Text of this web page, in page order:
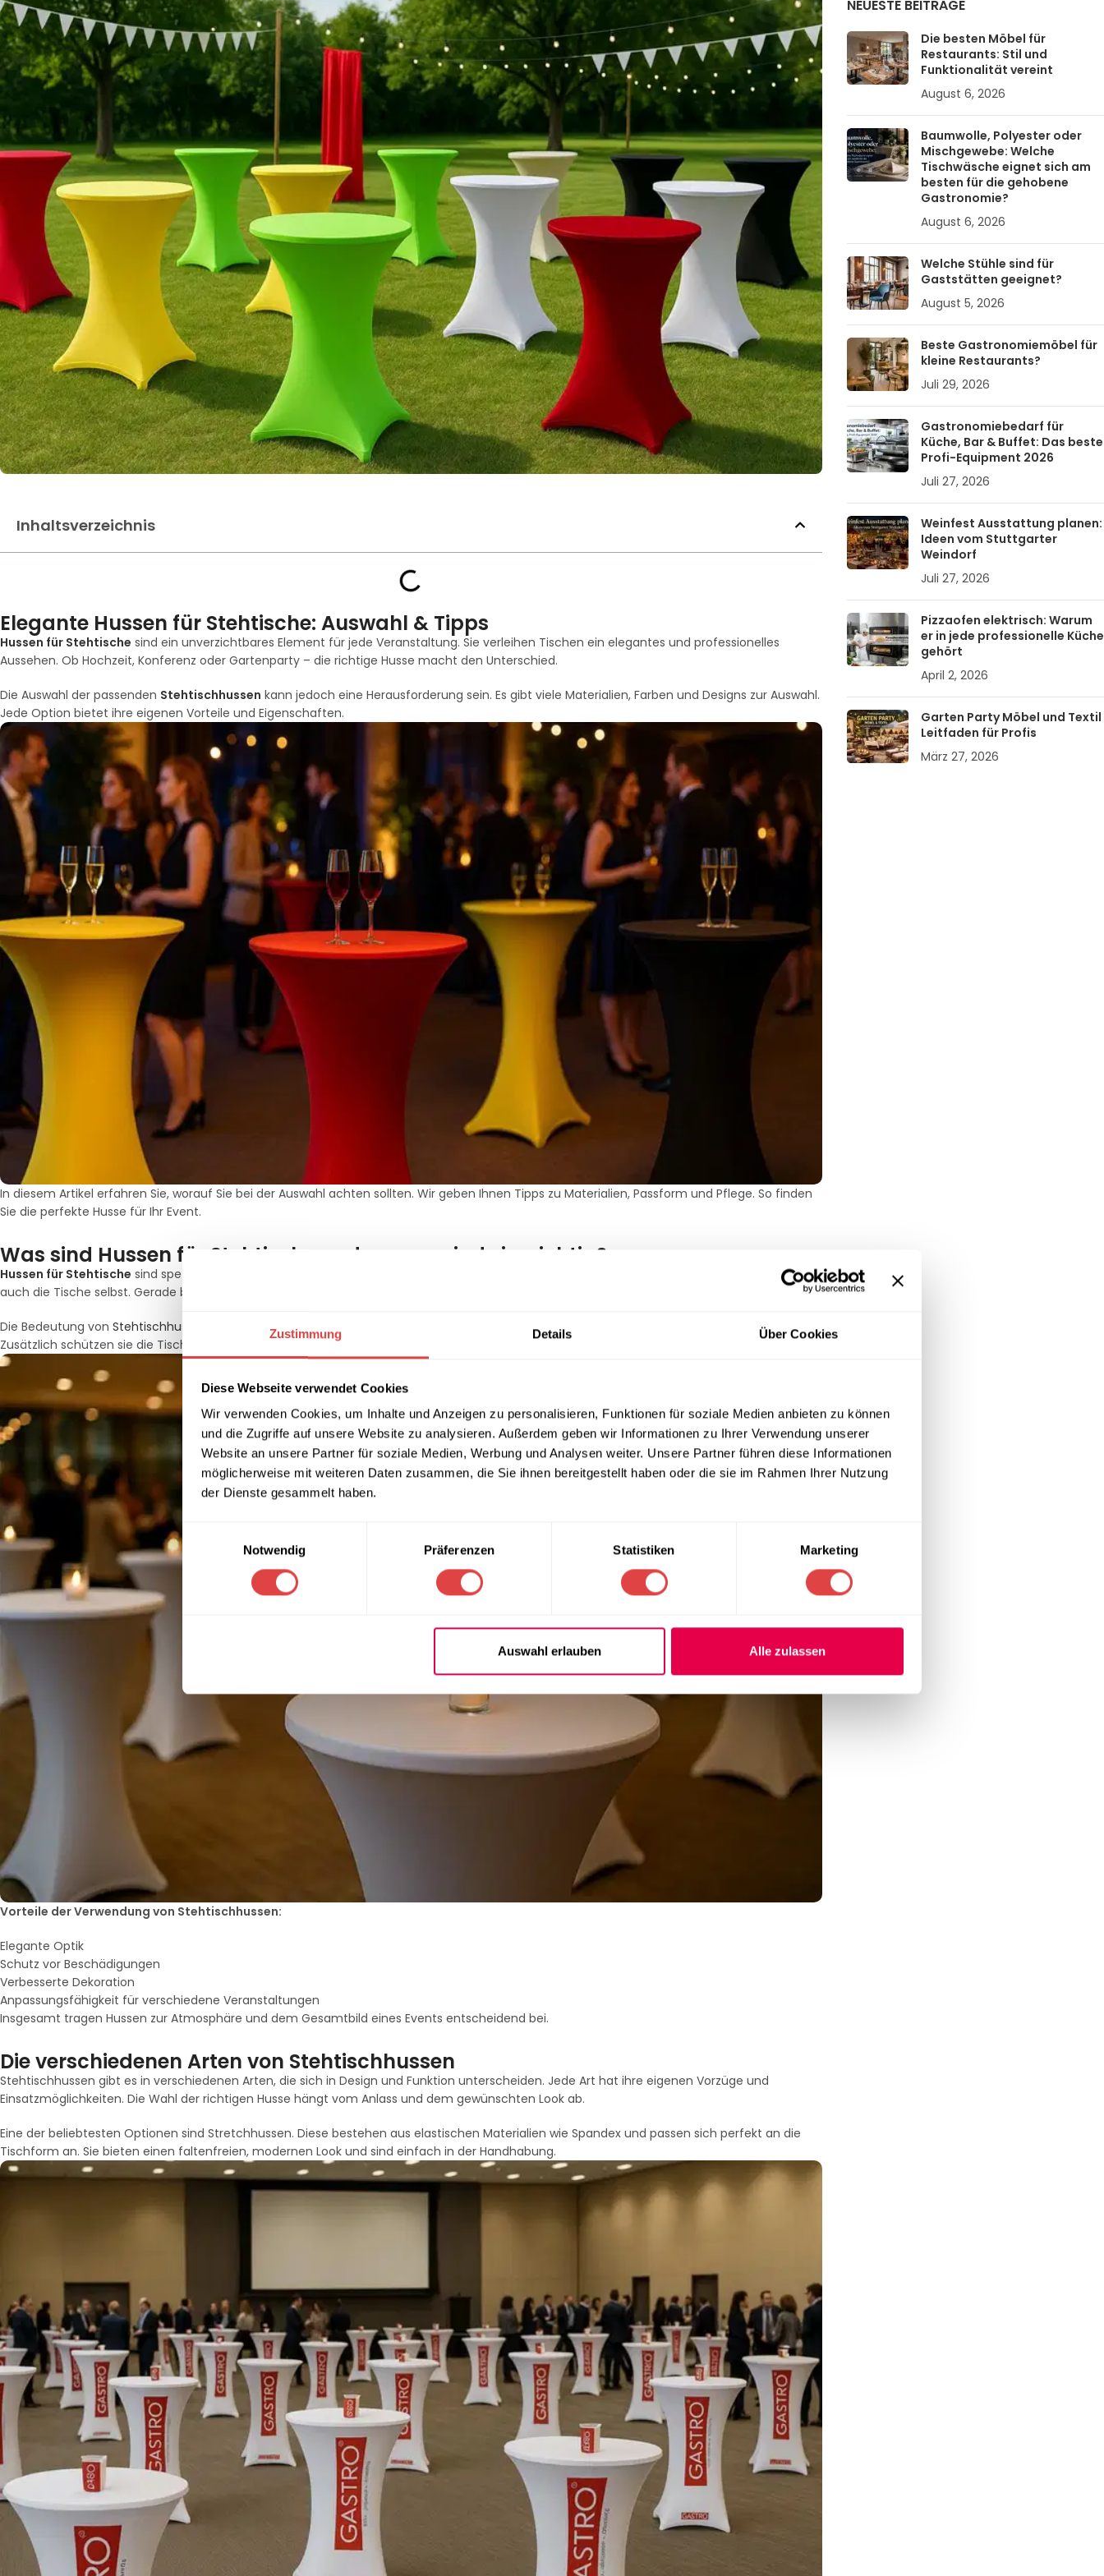
Zustimmung Details Über Cookies
Diese Webseite verwendet Cookies
Wir verwenden Cookies, um Inhalte und Anzeigen zu personalisieren, Funktionen für soziale Medien anbieten zu können
und die Zugriffe auf unsere Website zu analysieren. Außerdem geben wir Informationen zu Ihrer Verwendung unserer
Website an unsere Partner für soziale Medien, Werbung und Analysen weiter. Unsere Partner führen diese Informationen
möglicherweise mit weiteren Daten zusammen, die Sie ihnen bereitgestellt haben oder die sie im Rahmen Ihrer Nutzung
der Dienste gesammelt haben.
Notwendig
Präferenzen Statistiken Marketing
Auswahl erlauben Alle zulassen
Inhaltsverzeichnis
Elegante Hussen für Stehtische: Auswahl & Tipps
Hussen für Stehtische sind ein unverzichtbares Element für jede Veranstaltung. Sie verleihen Tischen ein elegantes und professionelles
Aussehen. Ob Hochzeit, Konferenz oder Gartenparty – die richtige Husse macht den Unterschied.
Die Auswahl der passenden Stehtischhussen kann jedoch eine Herausforderung sein. Es gibt viele Materialien, Farben und Designs zur Auswahl.
Jede Option bietet ihre eigenen Vorteile und Eigenschaften.
In diesem Artikel erfahren Sie, worauf Sie bei der Auswahl achten sollten. Wir geben Ihnen Tipps zu Materialien, Passform und Pflege. So finden
Sie die perfekte Husse für Ihr Event.
Was sind Hussen für Stehtische und warum sind sie wichtig?
Hussen für Stehtische sind spezielle Überzüge, die über Tische drapiert werden. Sie bieten nicht nur ästhetische Vorteile, sondern schützen
auch die Tische selbst. Gerade bei festlichen Anlässen sind sie kaum wegzudenken.
Die Bedeutung von Stehtischhussen
liegt in ihrer Funktionalität und ihrem Dekor. Sie sorgen für einen ordentlichen, einheitlichen Look.
Zusätzlich schützen sie die Tischoberfläche vor Kratzern und Flecken.
Vorteile der Verwendung von Stehtischhussen:
Elegante Optik
Schutz vor Beschädigungen
Verbesserte Dekoration
Anpassungsfähigkeit für verschiedene Veranstaltungen
Insgesamt tragen Hussen zur Atmosphäre und dem Gesamtbild eines Events entscheidend bei.
Die verschiedenen Arten von Stehtischhussen
Stehtischhussen gibt es in verschiedenen Arten, die sich in Design und Funktion unterscheiden. Jede Art hat ihre eigenen Vorzüge und
Einsatzmöglichkeiten. Die Wahl der richtigen Husse hängt vom Anlass und dem gewünschten Look ab.
Eine der beliebtesten Optionen sind Stretchhussen. Diese bestehen aus elastischen Materialien wie Spandex und passen sich perfekt an die
Tischform an. Sie bieten einen faltenfreien, modernen Look und sind einfach in der Handhabung.
NEUESTE BEITRÄGE
Die besten Möbel für
Restaurants: Stil und
Funktionalität vereint
August 6, 2026
Baumwolle, Polyester oder
Mischgewebe: Welche
Tischwäsche eignet sich am
besten für die gehobene
Gastronomie?
August 6, 2026
Welche Stühle sind für
Gaststätten geeignet?
August 5, 2026
Beste Gastronomiemöbel für
kleine Restaurants?
Juli 29, 2026
Gastronomiebedarf für
Küche, Bar & Buffet: Das beste
Profi-Equipment 2026
Juli 27, 2026
Weinfest Ausstattung planen:
Ideen vom Stuttgarter
Weindorf
Juli 27, 2026
Pizzaofen elektrisch: Warum
er in jede professionelle Küche
gehört
April 2, 2026
Garten Party Möbel und Textil
Leitfaden für Profis
März 27, 2026